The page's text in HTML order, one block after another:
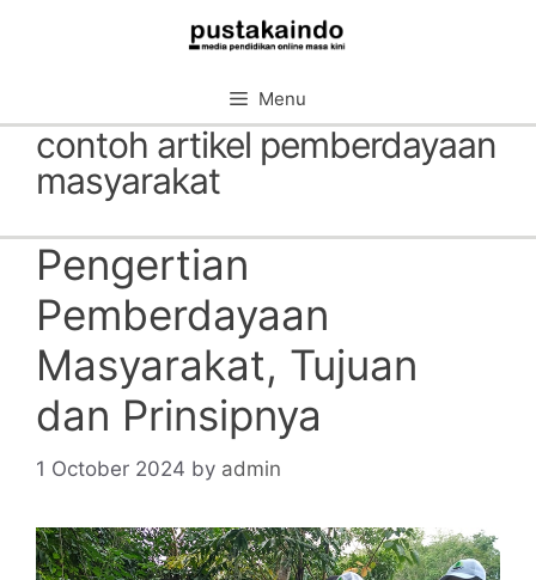
Menu
contoh artikel pemberdayaan
masyarakat
Pengertian
Pemberdayaan
Masyarakat, Tujuan
dan Prinsipnya
1 October 2024 by admin